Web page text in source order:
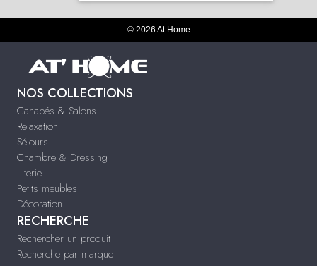
© 2026 At Home
NOS COLLECTIONS
Canapés & Salons
Relaxation
Séjours
Chambre & Dressing
Literie
Petits meubles
Décoration
RECHERCHE
Rechercher un produit
Recherche par marque